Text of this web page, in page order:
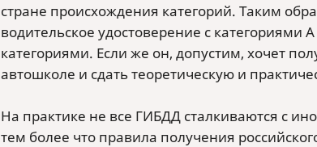
стране происхождения категорий. Таким
водительское удостоверение с категориями
категориями. Если же он, допустим, хочет
автошколе и сдать теоретическую и
На практике не все ГИБДД сталкиваются с
тем более что правила получения